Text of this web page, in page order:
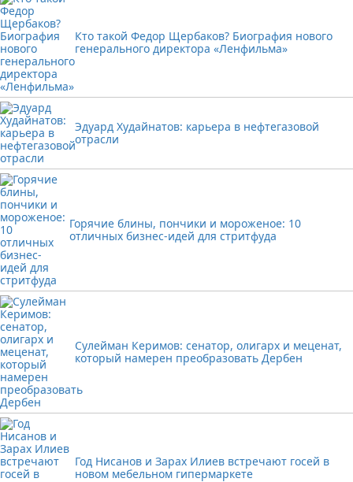
Кто такой Федор Щербаков? Биография нового
генерального директора «Ленфильма»
Эдуард Худайнатов: карьера в нефтегазовой
отрасли
Горячие блины, пончики и мороженое: 10
отличных бизнес-идей для стритфуда
Сулейман Керимов: сенатор, олигарх и меценат,
который намерен преобразовать Дербен
Год Нисанов и Зарах Илиев встречают госей в
новом мебельном гипермаркете